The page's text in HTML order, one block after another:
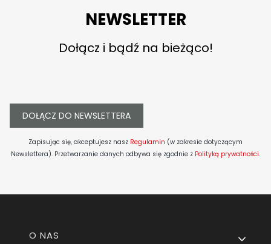
NEWSLETTER
Dołącz i bądź na bieżąco!
DOŁĄCZ DO NEWSLETTERA
Zapisując się, akceptujesz nasz Regulamin (w zakresie dotyczącym
Newslettera). Przetwarzanie danych odbywa się zgodnie z Polityką prywatności.
Linki w stopce
O NAS